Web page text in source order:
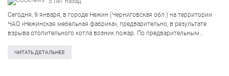
Сегодня, 9 января, в городе Нежин (Черниговская обл.) на территории
ЧАО «Нежинская мебельная фабрика», предварительно, в результате
взрыва отопительного котла возник пожар. По предварительным
пресс-служба ГСЧС Украины. «9 января в 14:30…
ЧИТАТЬ ДЕТАЛЬНЕЕ